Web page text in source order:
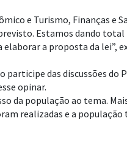
e Turismo, Finanças e
Estamos dando
a proposta da lei”,
participe das discussões
opinar.
população ao tema.
realizadas e a